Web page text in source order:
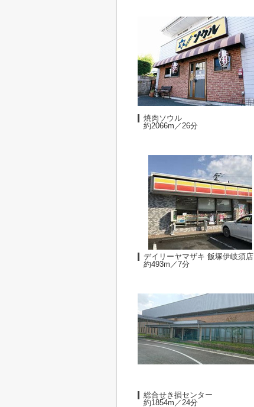
焼肉ソウル
約2066m／26分
デイリーヤマザキ 飯塚伊岐須店
約493m／7分
総合せき損センター
約1854m／24分